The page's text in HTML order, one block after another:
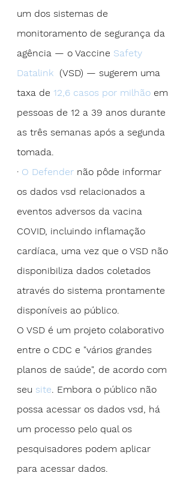
um dos sistemas de
monitoramento de segurança da
agência — o Vaccine Safety
Datalink
  (VSD) — sugerem uma
taxa de 12,6 casos por milhão em
pessoas de 12 a 39 anos durante
as três semanas após a segunda
tomada.
· O Defender não pôde informar
os dados vsd relacionados a
eventos adversos da vacina
COVID, incluindo inflamação
cardíaca, uma vez que o VSD não
disponibiliza dados coletados
através do sistema prontamente
disponíveis ao público.
O VSD é um projeto colaborativo
entre o CDC e "vários grandes
planos de saúde", de acordo com
seu site . Embora o público não
possa acessar os dados vsd, há
um processo pelo qual os
pesquisadores podem aplicar
para acessar dados.